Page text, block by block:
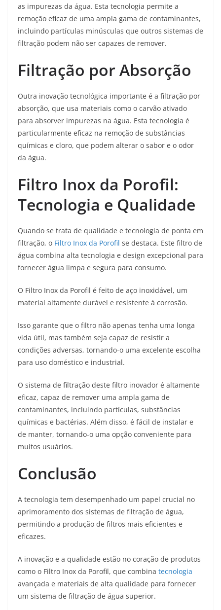
as impurezas da água. Esta tecnologia permite a
remoção eficaz de uma ampla gama de contaminantes,
incluindo partículas minúsculas que outros sistemas de
filtração podem não ser capazes de remover.
Filtração por Absorção
Outra inovação tecnológica importante é a filtração por
absorção, que usa materiais como o carvão ativado
para absorver impurezas na água. Esta tecnologia é
particularmente eficaz na remoção de substâncias
químicas e cloro, que podem alterar o sabor e o odor
da água.
Filtro Inox da Porofil:
Tecnologia e Qualidade
Quando se trata de qualidade e tecnologia de ponta em
filtração, o Filtro Inox da Porofil se destaca. Este filtro de
água combina alta tecnologia e design excepcional para
fornecer água limpa e segura para consumo.
O Filtro Inox da Porofil é feito de aço inoxidável, um
material altamente durável e resistente à corrosão.
Isso garante que o filtro não apenas tenha uma longa
vida útil, mas também seja capaz de resistir a
condições adversas, tornando-o uma excelente escolha
para uso doméstico e industrial.
O sistema de filtração deste filtro inovador é altamente
eficaz, capaz de remover uma ampla gama de
contaminantes, incluindo partículas, substâncias
químicas e bactérias. Além disso, é fácil de instalar e
de manter, tornando-o uma opção conveniente para
muitos usuários.
Conclusão
A tecnologia tem desempenhado um papel crucial no
aprimoramento dos sistemas de filtração de água,
permitindo a produção de filtros mais eficientes e
eficazes.
A inovação e a qualidade estão no coração de produtos
como o Filtro Inox da Porofil, que combina tecnologia
avançada e materiais de alta qualidade para fornecer
um sistema de filtração de água superior.